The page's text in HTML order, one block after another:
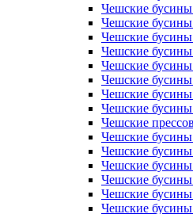
Чешские
Чешские бусины
Чешские бусины
Чешские
Чешские
Чешские
Чешские
Чешские
Чешские
Чешские бусины
Чешские бусины
Чешские
Чешские
Чешские бусины
Чешские бусины